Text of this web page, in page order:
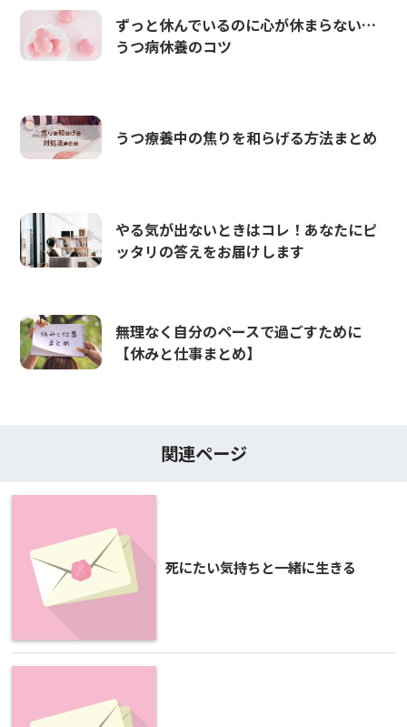
ずっと休んでいるのに心が休まらない…
うつ病休養のコツ
うつ療養中の焦りを和らげる方法まとめ
やる気が出ないときはコレ！あなたにピ
ッタリの答えをお届けします
無理なく自分のペースで過ごすために
【休みと仕事まとめ】
関連ページ
死にたい気持ちと一緒に生きる